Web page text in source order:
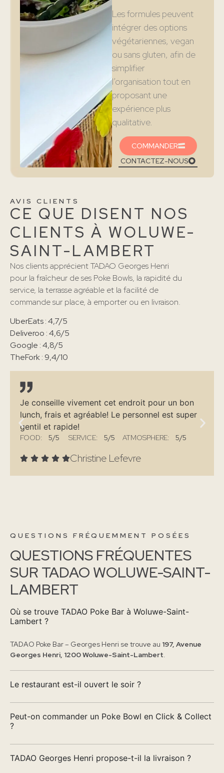
Les formules peuvent
intégrer des options
végétariennes, vegan
ou sans gluten, afin de
simplifier
l’organisation tout en
proposant une
expérience plus
qualitative.
COMMANDER
CONTACTEZ-NOUS
AVIS CLIENTS
CE QUE DISENT NOS
CLIENTS À WOLUWE-
SAINT-LAMBERT
Nos clients apprécient TADAO Georges Henri
pour la fraîcheur de ses Poke Bowls, la rapidité du
service, la terrasse agréable et la facilité de
commande sur place, à emporter ou en livraison.
UberEats : 4,7/5
Deliveroo : 4,6/5
Google : 4,8/5
TheFork : 9,4/10
Je conseille vivement cet endroit pour un bon
lunch, frais et agréable! Le personnel est super
gentil et rapide!
FOOD: 5/5 SERVICE: 5/5 ATMOSPHERE: 5/5
Christine Lefevre
QUESTIONS FRÉQUEMMENT POSÉES
QUESTIONS FRÉQUENTES
SUR TADAO WOLUWE-SAINT-
LAMBERT
Où se trouve TADAO Poke Bar à Woluwe-Saint-
Lambert ?
TADAO Poke Bar – Georges Henri se trouve au 197, Avenue
Georges Henri, 1200 Woluwe-Saint-Lambert.
Le restaurant est-il ouvert le soir ?
Peut-on commander un Poke Bowl en Click & Collect
?
TADAO Georges Henri propose-t-il la livraison ?